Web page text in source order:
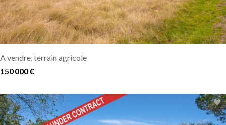
A vendre, terrain agricole
150 000 €